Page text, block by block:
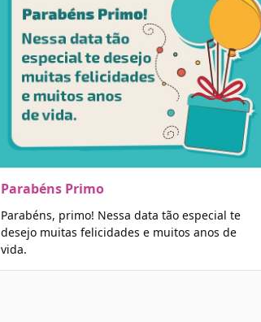
Parabéns Primo
Parabéns, primo! Nessa data tão especial te
desejo muitas felicidades e muitos anos de
vida.